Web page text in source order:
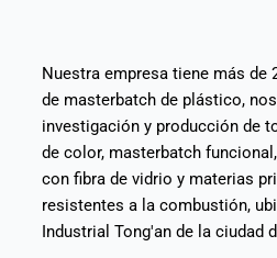
Nuestra empresa tiene más de
de masterbatch de plástico,
investigación y producción de
de color, masterbatch
con fibra de vidrio y materias
resistentes a la combustión,
Industrial Tong'an de la ciudad